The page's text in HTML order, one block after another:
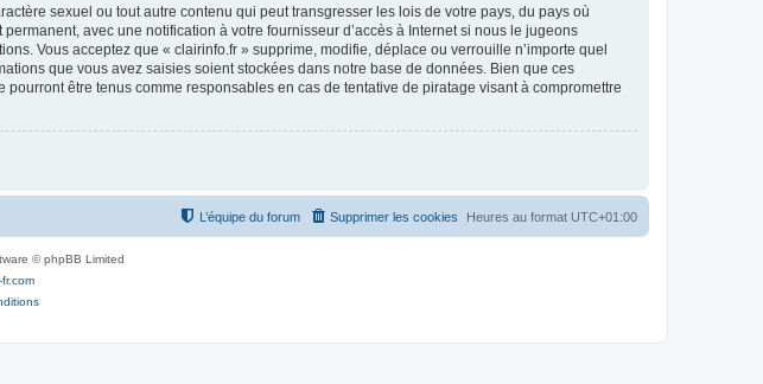
sexuel ou tout autre contenu qui peut transgresser les lois de votre pays, du pays où
avec une notification à votre fournisseur d’accès à Internet si nous le jugeons
Vous acceptez que « clairinfo.fr » supprime, modifie, déplace ou verrouille n’importe quel
que vous avez saisies soient stockées dans notre base de données. Bien que ces
être tenus comme responsables en cas de tentative de piratage visant à compromettre
Heures au format UTC+01:00
Supprimer les cookies
L’équipe du forum
© phpBB Limited